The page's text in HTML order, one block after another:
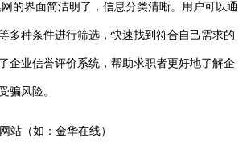
的界面简洁明了，信息分类清晰。用户可以通
多种条件进行筛选，快速找到符合自己需求的
企业信誉评价系统，帮助求职者更好地了解企
骗风险。
站（如：金华在线）